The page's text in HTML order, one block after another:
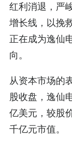
红利消退，严
增长线，以挽
正在成为逸仙
向。
从资本市场的
股收盘，逸仙
亿美元，较股
千亿元市值。